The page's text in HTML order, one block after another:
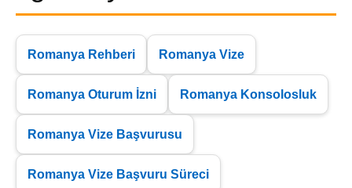
Romanya Rehberi Romanya Vize
Romanya Oturum İzni Romanya Konsolosluk
Romanya Vize Başvurusu
Romanya Vize Başvuru Süreci